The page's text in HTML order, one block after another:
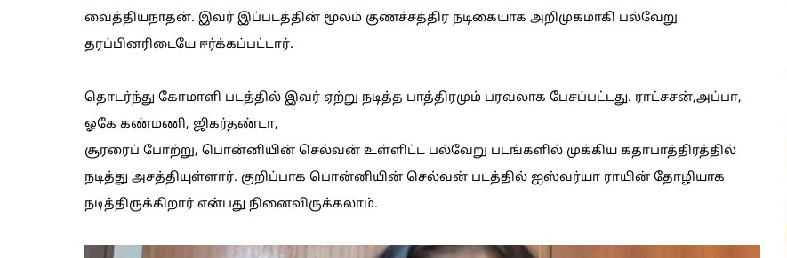
வைத்தியநாதன். இவர் இப்படத்தின் மூலம் குணச்சத்திர நடிகையாக அறிமுகமாகி பல்வேறு
தரப்பினரிடையே ஈர்க்கப்பட்டார்.
தொடர்ந்து கோமாளி படத்தில் இவர் ஏற்று நடித்த பாத்திரமும் பரவலாக பேசப்பட்டது. ராட்சசன்,அப்பா,
ஓகே கண்மணி, ஜிகர்தண்டா,
சூரரைப் போற்று, பொன்னியின் செல்வன் உள்ளிட்ட பல்வேறு படங்களில் முக்கிய கதாபாத்திரத்தில்
நடித்து அசத்தியுள்ளார். குறிப்பாக பொன்னியின் செல்வன் படத்தில் ஐஸ்வர்யா ராயின் தோழியாக
நடித்திருக்கிறார் என்பது நினைவிருக்கலாம்.